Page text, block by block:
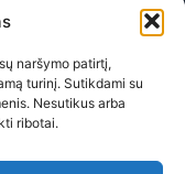
naršymo patirtį,
turinį. Sutikdami su
Nesutikus arba
ribotai.
| Pirkimo